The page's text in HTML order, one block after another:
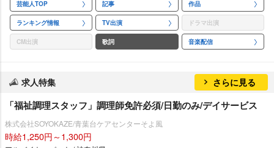
芸能人TOP 記事 作品
ランキング情報 TV出演 ドラマ出演
CM出演 歌詞 音楽配信
求人特集 さらに見る
「福祉調理スタッフ」調理師免許必須/日勤のみ/デイサービス
株式会社SOYOKAZE/青葉台ケアセンターそよ風
時給1,250円～1,300円